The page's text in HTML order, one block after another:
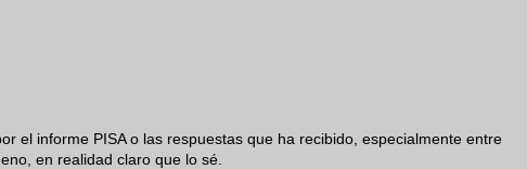
el informe PISA o las respuestas que ha recibido, especialmente entre
en realidad claro que lo sé.